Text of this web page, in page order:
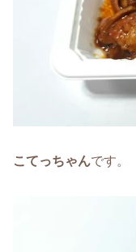
こてっちゃんです。